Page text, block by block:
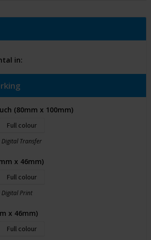
in:
(80mm x 100mm)
Full colour
Transfer
x 46mm)
Full colour
Digital Print
x 46mm)
Full colour